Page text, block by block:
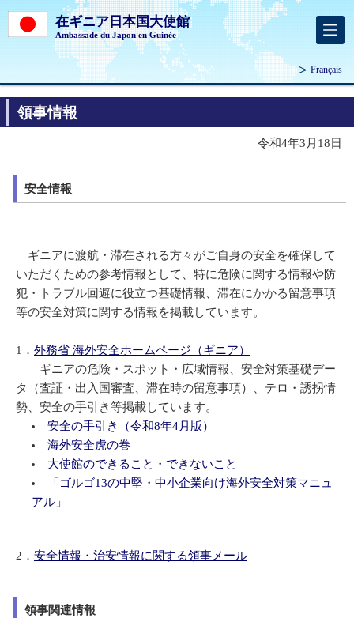
在ギニア日本国大使館
Ambassade du Japon en Guinée
Français
領事情報
令和4年3月18日
安全情報
ギニアに渡航・滞在される方々がご自身の安全を確保して
いただくための参考情報として、特に危険に関する情報や防
犯・トラブル回避に役立つ基礎情報、滞在にかかる留意事項
等の安全対策に関する情報を掲載しています。
1． 外務省 海外安全ホームページ（ギニア）
ギニアの危険・スポット・広域情報、安全対策基礎デー
タ
（査証・出入国審査、滞在時の留意事項）
、テロ・誘拐情
勢、安全の手引き等掲載しています。
安全の手引き（令和8年4月版）
海外安全虎の巻
大使館のできること・できないこと
「ゴルゴ13の中堅・中小企業向け海外安全対策マニュ
アル」
2． 安全情報・治安情報に関する領事メール
領事関連情報